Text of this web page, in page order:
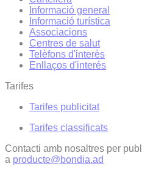
Informació general
Informació turística
Associacions
Centres de salut
Telèfons d'interès
Enllaços d'interés
Tarifes
Tarifes publicitat
Tarifes classificats
Contacti amb nosaltres per
a producte@bondia.ad